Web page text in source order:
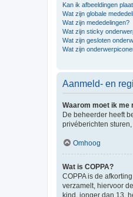
Kan ik afbeeldingen
Wat zijn globale
Wat zijn mededelingen?
Wat zijn sticky
Wat zijn gesloten
Wat zijn
Aanmeld- en
Waarom moet ik me
De beheerder heeft
privéberichten
Omhoog
Wat is COPPA?
COPPA is de
verzamelt, hiervoor
kind, jonger dan 13,